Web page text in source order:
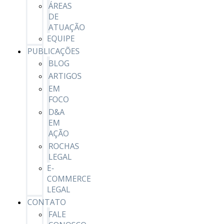
ÁREAS
DE
ATUAÇÃO
EQUIPE
PUBLICAÇÕES
BLOG
ARTIGOS
EM
FOCO
D&A
EM
AÇÃO
ROCHAS
LEGAL
E-
COMMERCE
LEGAL
CONTATO
FALE